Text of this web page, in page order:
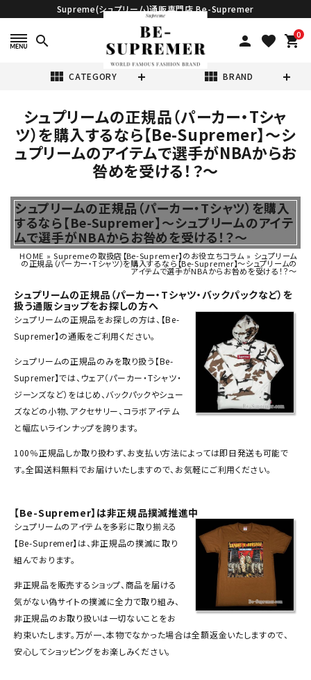
Supreme(シュプリーム)通販専門店 Be-Supremer
search person favorite 0
shopping_cart
view_module CATEGORY view_module BRAND
search
表示する商品はありません。
NEW ITEMS
CATEGORY
Tシャツ・ロングスリーブ
ジャケット・アウター
キャップ・ハット
ニット帽・ビーニー
バックパック・リュック
スニーカー・ブーツ
パンツ・ショーツ
COLLABORATION BRAND
SEASON
シュプリームの正規品（パーカー・Tシャ
ツ）を購入するなら【Be-Supremer】～シ
ュプリームのアイテムで選手がNBAからお
咎めを受ける！？～
シュプリームの正規品（パーカー・Tシャツ）を購入
するなら【Be-Supremer】～シュプリームのアイテ
ムで選手がNBAからお咎めを受ける！？～
HOME »Supremeの取扱店【Be-Supremer】のお役立ちコラム » シュプリーム
の正規品（パーカー・Tシャツ）を購入するなら【Be-Supremer】～シュプリームの
アイテムで選手がNBAからお咎めを受ける！？～
シュプリームの正規品（パーカー・Tシャツ・バックパックなど）を
扱う通販ショップをお探しの方へ
シュプリームの正規品をお探しの方は、【Be-
Supremer】の通販をご利用ください。
シュプリームの正規品のみを取り扱う【Be-
Supremer】では、ウェア（パーカー・Tシャツ・
ジーンズなど）をはじめ、 バックパックやシュー
ズなどの小物、アクセサリー、コラボアイテム
と幅広いラインナップを誇ります。
100％正規品しか取り扱わず、お支払い方法によっては即日発送も可能で
す。全国送料無料でお届けいたしますので、お気軽にご利用ください。
【Be-Supremer】は非正規品撲滅推進中
シュプリームのアイテムを多彩に取り揃える
【Be-Supremer】は、非正規品の撲滅に取り
組んでおります。
非正規品を販売するショップ、商品を届ける
気がない偽サイトの撲滅に全力で取り組み、
非正規品のお取り扱いは一切ないことをお
約束いたします。万が一、本物でなかった場合は全額返金いたしますので、
安心してショッピングをお楽しみください。